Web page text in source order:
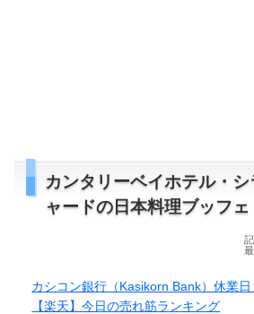
カンタリーベイホテル・
ャードの日本料理ブッフェ
カシコン銀行（Kasikorn Bank）休業
【楽天】今日の売れ筋ランキング